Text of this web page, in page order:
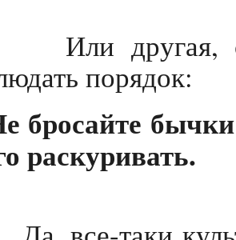
другая,
порядок:
бросайте
раскуривать.